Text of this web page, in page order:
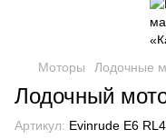
Моторы Лодочные
Лодочный
Артикул: Evinrude E6 RL4